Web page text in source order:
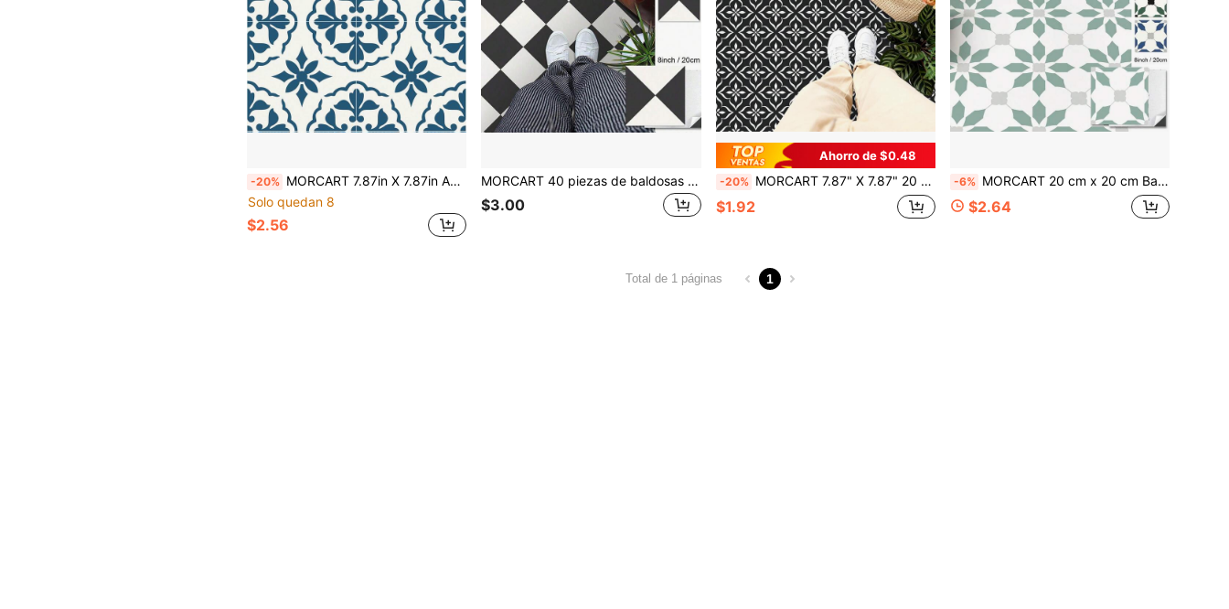
-20% MORCART 7.87in X 7.87in Azulejos Adhesivos para Suelo, 20 piezas Pegatinas de Suelo de Vinilo Autoadhesivas DIY, Calcomanías de Azulejos Removibles e Impermeables para Baño, Cocina, Pared, Dormitorio, Escaleras (Diseño Vintage Negro)
Solo quedan 8
$2.56
MORCART 40 piezas de baldosas de vinilo autoadhesivas, impermeables, removibles, de tamaño 20 cm x 20 cm, aptas para instalación DIY en baño, cocina, chimenea, casa de mascotas, escaleras, dormitorio, paredes, color negro y blanco
$3.00
Ahorro de $0.48
-20% MORCART 7.87" X 7.87" 20 piezas de pegatinas autoadhesivas, removibles e impermeables para baldosas de piso con patrón floral blanco + negro, adecuadas para cocina, baño, escaleras
$1.92
-6% MORCART 20 cm x 20 cm Baldosas autoadhesivas para piso, 20 piezas de piso vinílico autoadhesivo DIY, adhesivos de baldosas impermeables y removibles adecuados para sala de estar, dormitorio, baño, cocina y escaleras
$2.64
Total de 1 páginas 1